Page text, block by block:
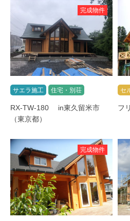
完成物件
サエラ施工 住宅・別荘
RX-TW-180 in東久留米市
（東京都）
セ
フ
完成物件